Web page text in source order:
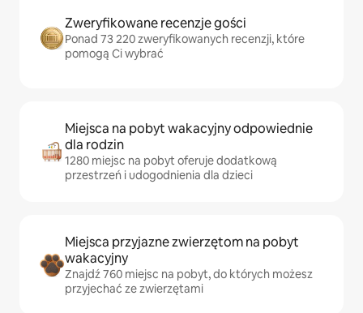
Zweryfikowane recenzje gości
Ponad 73 220 zweryfikowanych recenzji, które
pomogą Ci wybrać
Miejsca na pobyt wakacyjny odpowiednie
dla rodzin
1280 miejsc na pobyt oferuje dodatkową
przestrzeń i udogodnienia dla dzieci
Miejsca przyjazne zwierzętom na pobyt
wakacyjny
Znajdź 760 miejsc na pobyt, do których możesz
przyjechać ze zwierzętami